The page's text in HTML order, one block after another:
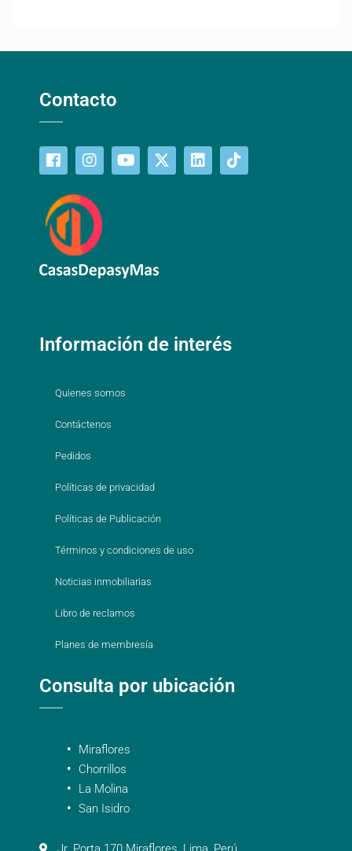
Contacto
Información de interés
Quienes somos
Contáctenos
Pedidos
Políticas de privacidad
Políticas de Publicación
Términos y condiciones de uso
Noticias inmobiliarias
Libro de reclamos
Planes de membresía
Consulta por ubicación
Miraflores
Chorrillos
La Molina
San Isidro